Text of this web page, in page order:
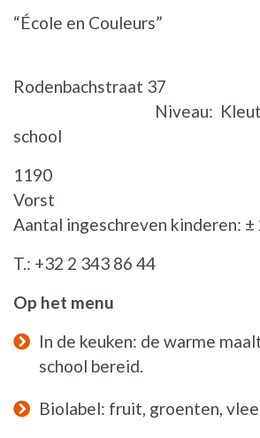
“École en
Rodenbachstraat
Niveau: Kleuter-
school
1190
Aantal ingeschreven kinderen: ±
T.: +32 2 343 86
Op het menu
In de keuken: de warme
school bereid.
Biolabel: fruit, groenten,